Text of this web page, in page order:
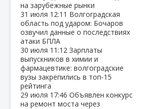
на зарубежные рынки
31 июля 12:11 Волгоградская
область под ударом: Бочаров
озвучил данные о последствиях
атаки БПЛА
30 июля 11:12 Зарплаты
выпускников в химии и
фармацевтике: волгоградские
вузы закрепились в топ‑15
рейтинга
29 июля 17:46 Объявлен конкурс
на ремонт моста через